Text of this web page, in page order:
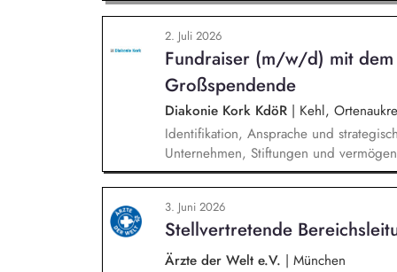
2. Juli 2026
Fundraiser (m/w/d) mit
Großspendende
Diakonie Kork KdöR | Kehl,
Identifikation, Ansprache und
Unternehmen, Stiftungen und
individueller Förderstrategien (Major
Durchführung von exklusiven
Begleitung der Geschäftsleitung sowie
und der direkten Ansprache.
3. Juni 2026
Stellvertretende
Ärzte der Welt e.V. | München